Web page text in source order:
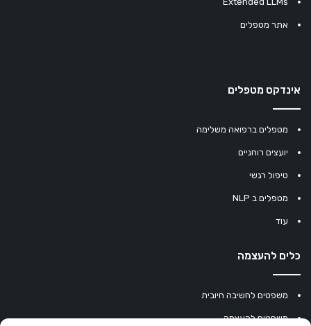
אתר מטפלים
אינדקס מטפלים
מטפלים ברפואה משלימה
יועצים רוחניים
טיפול רגשי
מטפלים ב NLP
עוד
כלים להעצמה
משפטים לחשיבה חיובית
משפטים להעצמה